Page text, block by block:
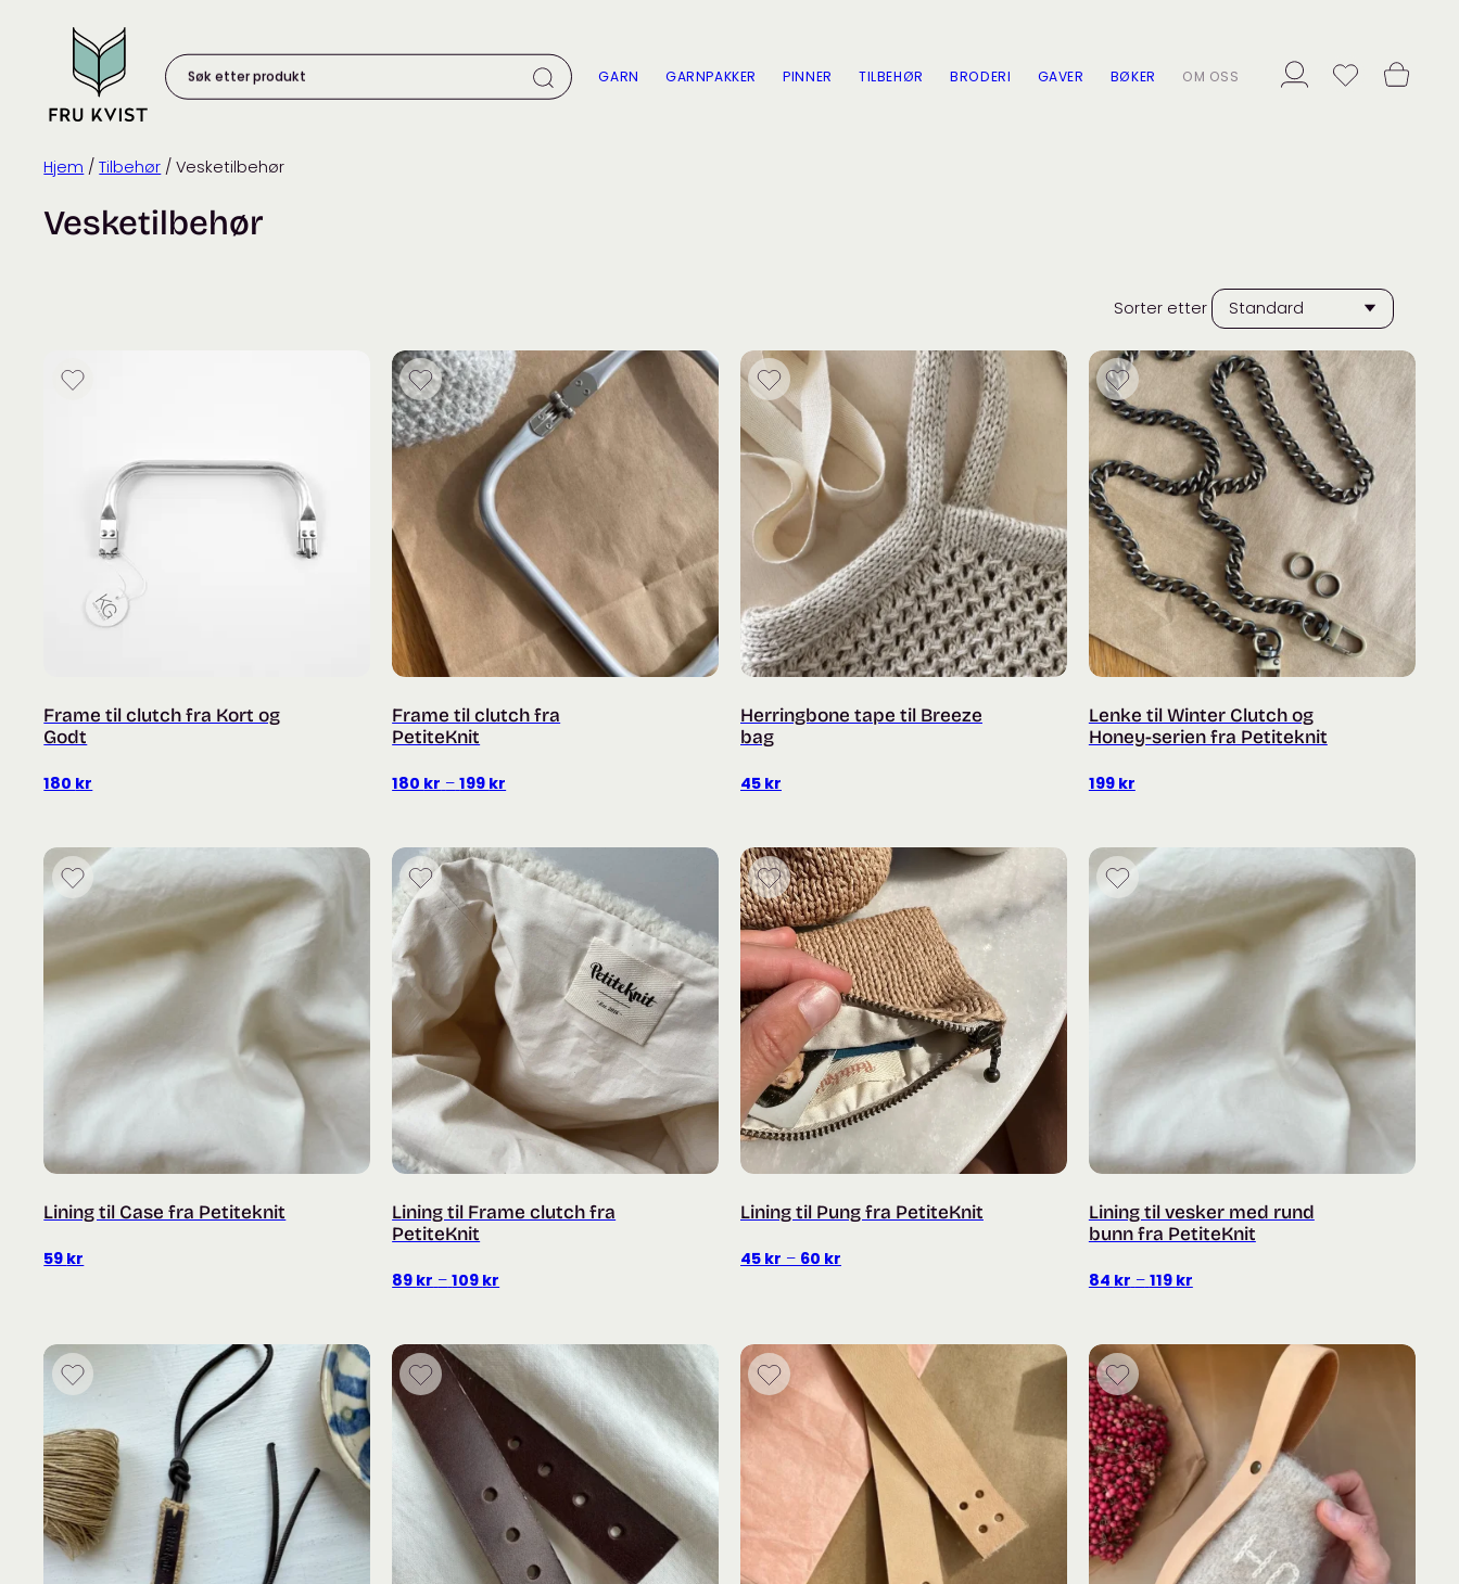
content
etter
produkt:
GARN GARNPAKKER PINNER TILBEHØR BRODERI GAVER BØKER OM OSS
Hjem /Tilbehør / Vesketilbehør
Vesketilbehør
Sorter etter
Frame til clutch fra Kort og
Godt
180 kr
Frame til clutch fra
PetiteKnit
180 kr – 199 kr
199 kr
Herringbone tape til Breeze
bag
45 kr
Lenke til Winter Clutch og
Honey-serien fra Petiteknit
199 kr
Lining til Case fra Petiteknit
59 kr
Lining til Frame clutch fra
PetiteKnit
89 kr – 109 kr
109 kr
Lining til Pung fra PetiteKnit
45 kr – 60 kr
Lining til vesker med rund
bunn fra PetiteKnit
84 kr – 119 krPrisområde:
119 kr